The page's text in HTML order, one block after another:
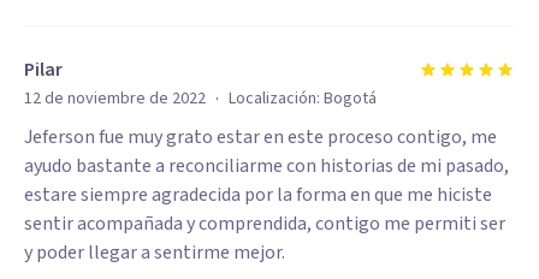
Pilar
12 de noviembre de 2022 · Localización: Bogotá
Jeferson fue muy grato estar en este proceso contigo, me
ayudo bastante a reconciliarme con historias de mi pasado,
estare siempre agradecida por la forma en que me hiciste
sentir acompañada y comprendida, contigo me permiti ser
y poder llegar a sentirme mejor.